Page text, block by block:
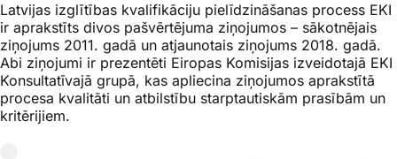
Latvijas izglītības kvalifikāciju pielīdzināšanas process EKI
ir aprakstīts divos pašvērtējuma ziņojumos – sākotnējais
ziņojums 2011. gadā un atjaunotais ziņojums 2018. gadā.
Abi ziņojumi ir prezentēti Eiropas Komisijas izveidotajā EKI
Konsultatīvajā grupā, kas apliecina ziņojumos aprakstītā
procesa kvalitāti un atbilstību starptautiskām prasībām un
kritērijiem.